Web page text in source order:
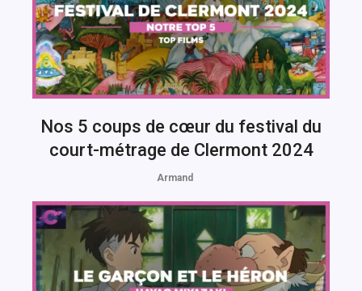
Nos 5 coups de cœur du festival du
court-métrage de Clermont 2024
Armand